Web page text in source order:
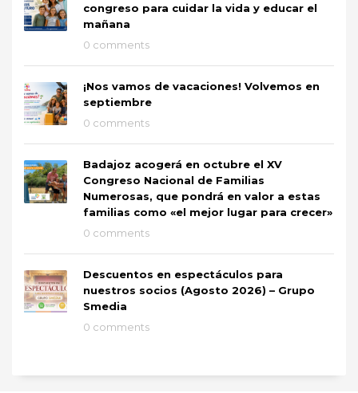
congreso para cuidar la vida y educar el
mañana
0 comments
¡Nos vamos de vacaciones! Volvemos en
septiembre
0 comments
Badajoz acogerá en octubre el XV
Congreso Nacional de Familias
Numerosas, que pondrá en valor a estas
familias como «el mejor lugar para crecer»
0 comments
Descuentos en espectáculos para
nuestros socios (Agosto 2026) – Grupo
Smedia
0 comments